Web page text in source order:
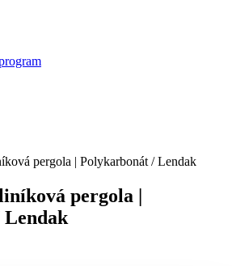
pergola | Polykarbonát / Lendak
pergola |